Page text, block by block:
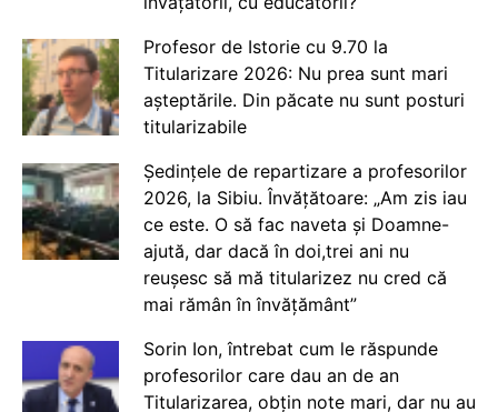
Profesor de Istorie cu 9.70 la
Titularizare 2026: Nu prea sunt mari
așteptările. Din păcate nu sunt posturi
titularizabile
Ședințele de repartizare a profesorilor
2026, la Sibiu. Învățătoare: „Am zis iau
ce este. O să fac naveta și Doamne-
ajută, dar dacă în doi,trei ani nu
reușesc să mă titularizez nu cred că
mai rămân în învățământ”
Sorin Ion, întrebat cum le răspunde
profesorilor care dau an de an
Titularizarea, obțin note mari, dar nu au